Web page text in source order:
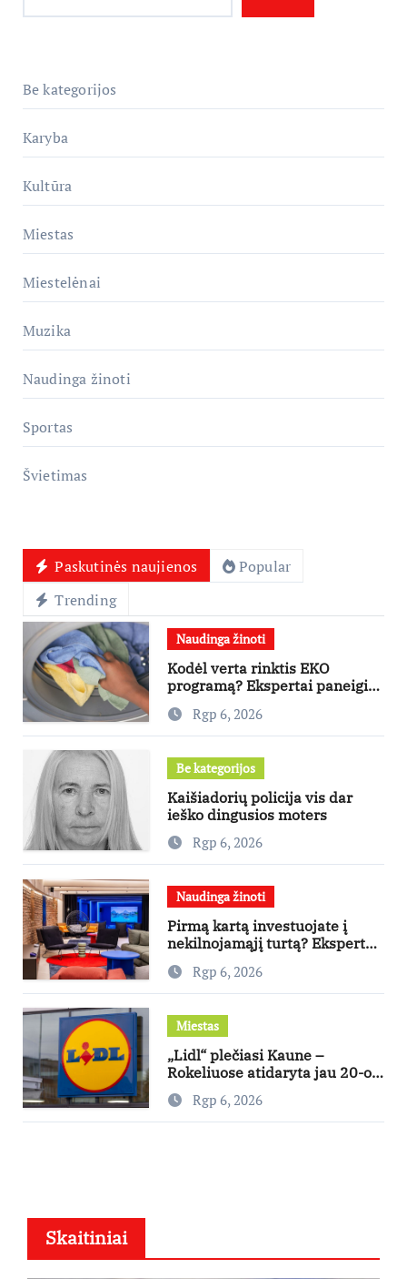
Be kategorijos
Karyba
Kultūra
Miestas
Miestelėnai
Muzika
Naudinga žinoti
Sportas
Švietimas
Paskutinės naujienos
Popular
Trending
Naudinga žinoti
Kodėl verta rinktis EKO
programą? Ekspertai paneigia
dažniausius mitus
Rgp 6, 2026
Be kategorijos
Kaišiadorių policija vis dar
ieško dingusios moters
Rgp 6, 2026
Naudinga žinoti
Pirmą kartą investuojate į
nekilnojamąjį turtą? Ekspertas
pataria, kaip pasirinkti būstą,
kuris generuos grąžą
Rgp 6, 2026
Miestas
„Lidl“ plečiasi Kaune –
Rokeliuose atidaryta jau 20-oji
parduotuvė mieste
Rgp 6, 2026
Skaitiniai